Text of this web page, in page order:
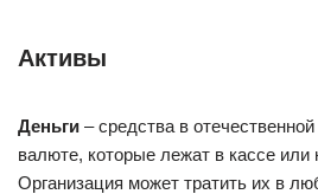
Активы
Деньги – средства в
валюте, которые лежат в кассе
Организация может тратить их в